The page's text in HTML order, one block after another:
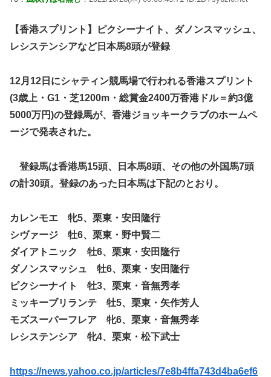
【香港スプリント】ピクシーナイト、ダノンスマッシュ、
レシステンシアなど日本馬8頭が登録
12月12日にシャティン競馬場で行われる香港スプリント
(3歳上・G1・芝1200m・総賞金2400万香港ドル＝約3億
5000万円)の登録馬が、香港ジョッキークラブのホームペ
ージで発表された。
登録馬は香港馬15頭、日本馬8頭、その他の外国馬7頭
の計30頭。登録のあった日本馬は下記のとおり。
カレンモエ 牝5、栗東・安田隆行
シヴァージ 牡6、栗東・野中賢二
ダイアトニック 牡6、栗東・安田隆行
ダノンスマッシュ 牡6、栗東・安田隆行
ピクシーナイト 牡3、栗東・音無秀孝
ミッキーブリランテ 牡5、栗東・矢作芳人
モズスーパーフレア 牝6、栗東・音無秀孝
レシステンシア 牝4、栗東・松下武士
https://news.yahoo.co.jp/articles/7e8b4ffa743d4ba6ef6